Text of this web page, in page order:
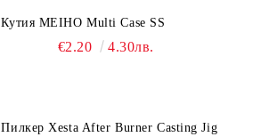
Кутия MEIHO Multi Case SS
€2.20 4.30лв.
Пилкер Xesta After Burner Casting Jig